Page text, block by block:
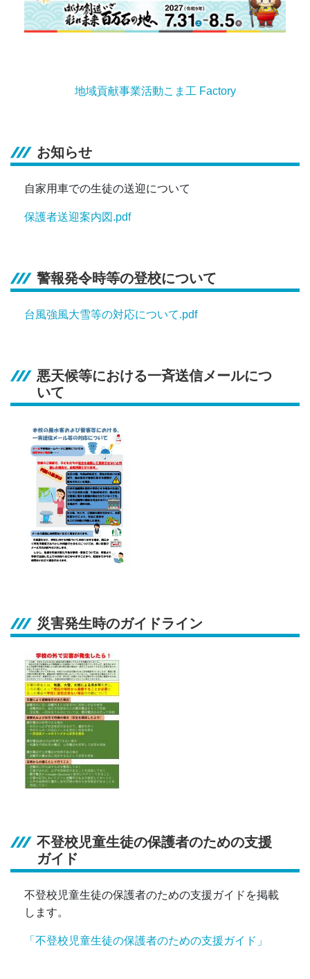
地域貢献事業活動こま工 Factory
お知らせ
自家用車での生徒の送迎について
保護者送迎案内図.pdf
警報発令時等の登校について
台風強風大雪等の対応について.pdf
悪天候等における一斉送信メールにつ
いて
災害発生時のガイドライン
不登校児童生徒の保護者のための支援
ガイド
不登校児童生徒の保護者のための支援ガイドを掲載
します。
「不登校児童生徒の保護者のための支援ガイド」